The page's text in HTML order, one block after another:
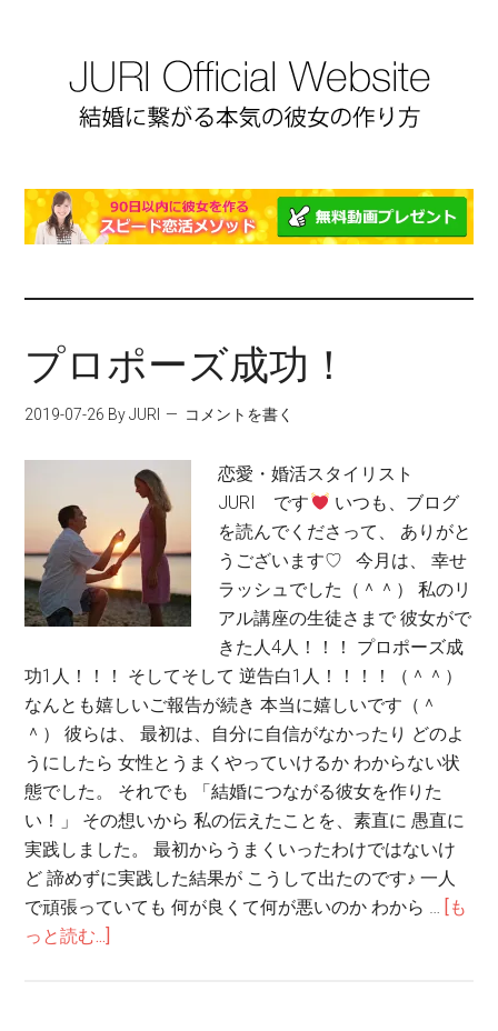
プロポーズ成功！
2019-07-26 By JURI コメントを書く
恋愛・婚活スタイリスト
JURI です
いつも、ブログ
を読んでくださって、 ありがと
うございます♡ 今月は、 幸せ
ラッシュでした（＾＾） 私のリ
アル講座の生徒さまで 彼女がで
きた人4人！！！ プロポーズ成
功1人！！！ そしてそして 逆告白1人！！！！（＾＾）
なんとも嬉しいご報告が続き 本当に嬉しいです（＾
＾） 彼らは、 最初は、自分に自信がなかったり どのよ
うにしたら 女性とうまくやっていけるか わからない状
態でした。 それでも 「結婚につながる彼女を作りた
い！」 その想いから 私の伝えたことを、素直に 愚直に
実践しました。 最初からうまくいったわけではないけ
ど 諦めずに実践した結果が こうして出たのです♪ 一人
で頑張っていても 何が良くて何が悪いのか わから … [も
っと読む...]